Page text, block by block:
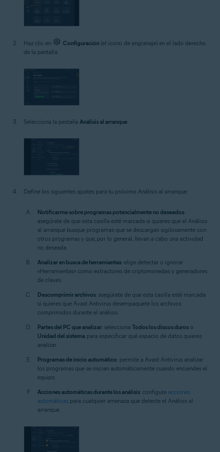
Haz clic en Configuración (el icono de engranaje) en el lado derecho
de la pantalla.
Selecciona la pestaña Análisis al arranque.
Define los siguientes ajustes para tu próximo Análisis al arranque:
Notificarme sobre programas potencialmente no deseados:
asegúrate de que esta casilla esté marcada si quieres que el Análisis
al arranque busque programas que se descargan sigilosamente con
otros programas y que, por lo general, llevan a cabo una actividad
no deseada.
Analizar en busca de herramientas: elige detectar o ignorar
«Herramientas» como extractores de criptomonedas y generadores
de claves.
Descomprimir archivos: asegúrate de que esta casilla esté marcada
si quieres que Avast Antivirus desempaquete los archivos
comprimidos durante el análisis.
Partes del PC que analizar: selecciona Todos los discos duros o
Unidad del sistema para especificar qué espacio de datos quieres
analizar.
Programas de inicio automático: permite a Avast Antivirus analizar
los programas que se inician automáticamente cuando enciendes el
equipo.
Acciones automáticas durante los análisis: configure acciones
automáticas para cualquier amenaza que detecte el Análisis al
arranque.